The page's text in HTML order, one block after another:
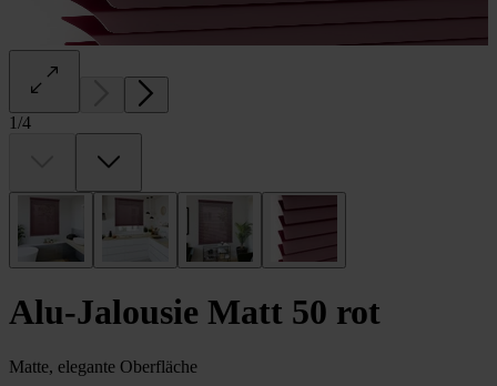
1/4
Alu-Jalousie Matt 50 rot
Matte, elegante Oberfläche